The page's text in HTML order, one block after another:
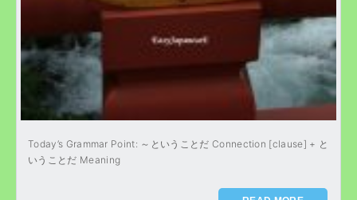
Today’s Grammar Point: ～ということだ Connection [clause] + と
いうことだ Meaning